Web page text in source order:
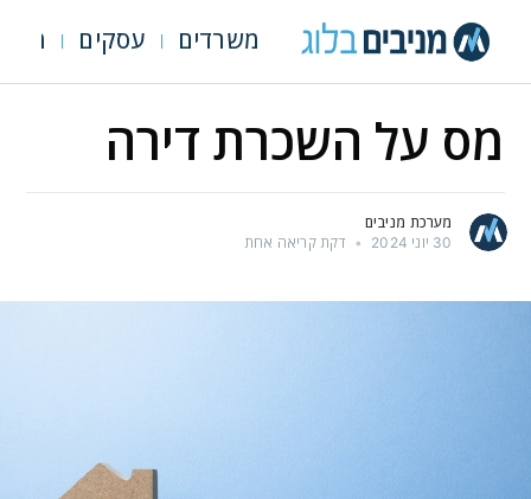
משרדים עסקים
מס על השכרת דירה
מערכת מניבים
30 יוני 2024
• דקת קריאה אחת